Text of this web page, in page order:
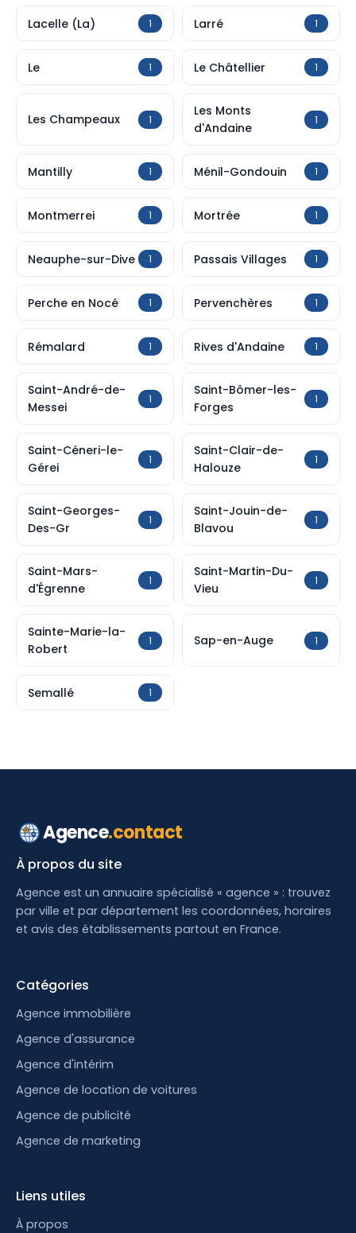
Lacelle (La) 1 Larré 1
Le 1 Le Châtellier 1
Les Champeaux 1
Les Monts
d'Andaine
1
Mantilly 1 Ménil-Gondouin 1
Montmerrei 1 Mortrée 1
Neauphe-sur-Dive 1 Passais Villages 1
Perche en Nocé 1 Pervenchères 1
Rémalard 1 Rives d'Andaine 1
Saint-André-de-
Messei
1
Saint-Bômer-les-
Forges
1
Saint-Céneri-le-
Gérei
1
Saint-Clair-de-
Halouze
1
Saint-Georges-
Des-Gr
1
Saint-Jouin-de-
Blavou
1
Saint-Mars-
d'Égrenne
1
Saint-Martin-Du-
Vieu
1
Sainte-Marie-la-
Robert
1 Sap-en-Auge 1
Semallé 1
Agence.contact
À propos du site
Agence est un annuaire spécialisé « agence » : trouvez
par ville et par département les coordonnées, horaires
et avis des établissements partout en France.
Catégories
Agence immobilière
Agence d'assurance
Agence d'intérim
Agence de location de voitures
Agence de publicité
Agence de marketing
Liens utiles
À propos